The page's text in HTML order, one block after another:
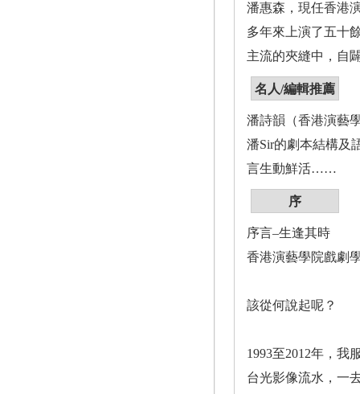
潘惠森，現任香港
多年來上演了五十
主流的夾縫中，自
名人/編輯推薦
潘詩韻（香港演藝
潘Sir的劇本結構
言生動鮮活……
序
序言–生逢其時
香港演藝學院戲劇
該從何說起呢？
1993至2012年，我
台光影像流水，一